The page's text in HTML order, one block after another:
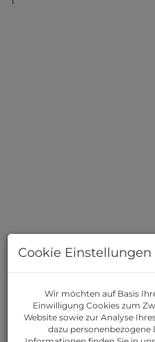
Valordomo
Cookie Einstellungen
Wir möchten auf Basis
Einwilligung Cookies zum
Website sowie zur Analyse
dazu personenbezogene